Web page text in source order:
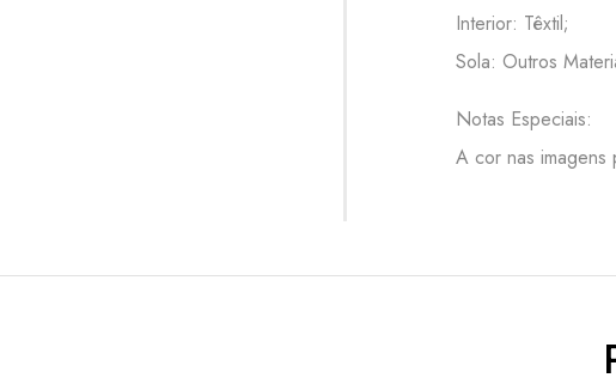
Interior: Têxtil;
Sola: Outros
Notas Especiais:
A cor nas